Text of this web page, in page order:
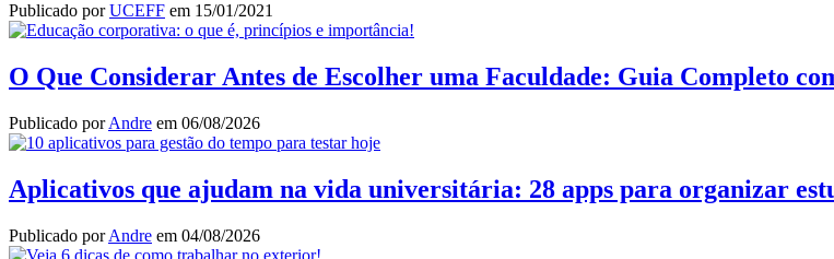
Publicado porUCEFF em 15/01/2021
O Que Considerar Antes de Escolher uma Faculdade: Guia Completo
Publicado porAndre em 06/08/2026
Aplicativos que ajudam na vida universitária: 28 apps para organizar
Publicado porAndre em 04/08/2026